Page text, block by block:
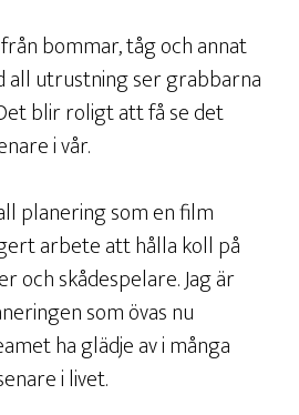
bommar, tåg och annat
all utrustning ser grabbarna
blir roligt att få se det
i vår.
planering som en film
arbete att hålla koll på
och skådespelare. Jag är
som övas nu
ha glädje av i många
i livet.